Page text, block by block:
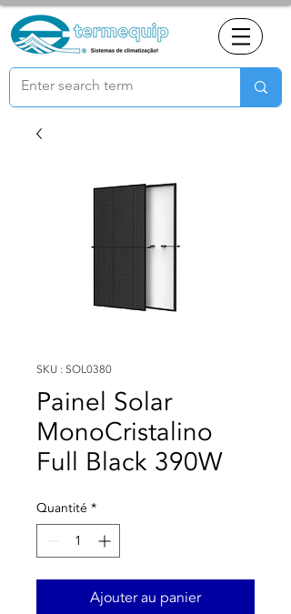
SKU : SOL0380
Painel Solar
MonoCristalino
Full Black 390W
Quantité *
Ajouter au panier